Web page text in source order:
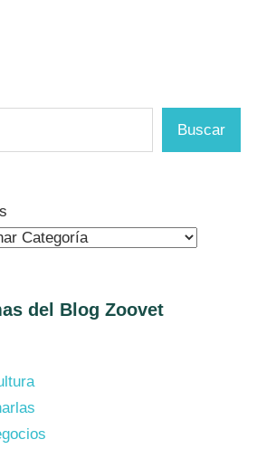
Buscar
del Blog Zoovet